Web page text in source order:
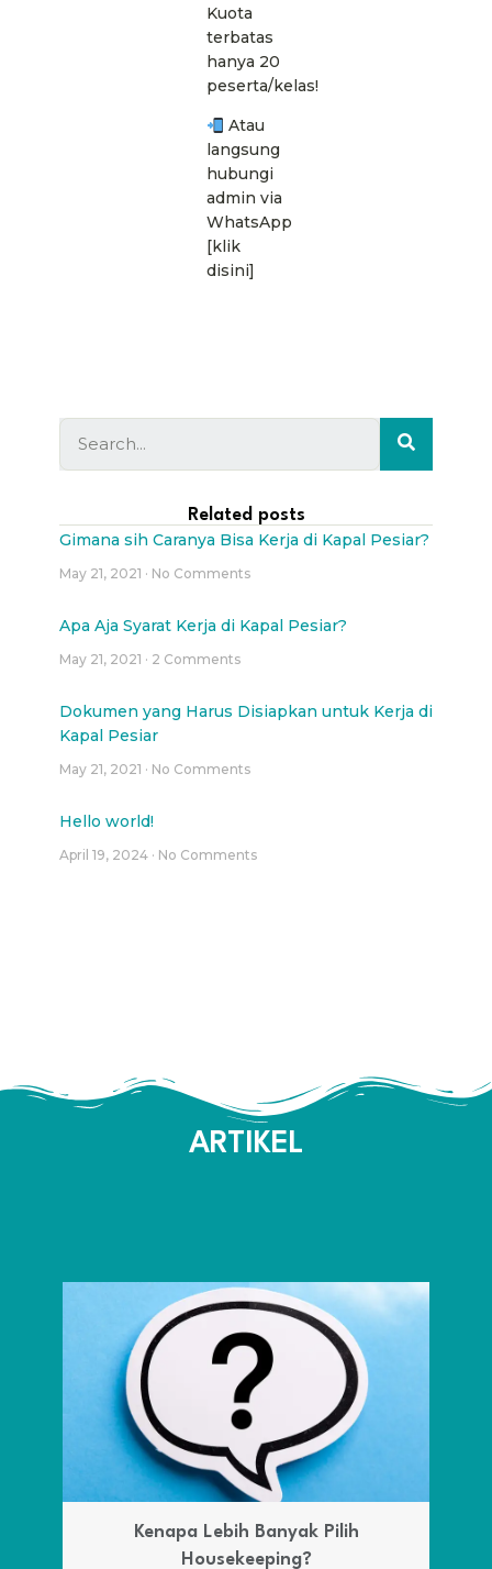
Kuota
terbatas
hanya 20
peserta/kelas!
Atau
langsung
hubungi
admin via
WhatsApp
[klik
disini]
Related posts
Gimana sih Caranya Bisa Kerja di Kapal Pesiar?
May 21, 2021 No Comments
Apa Aja Syarat Kerja di Kapal Pesiar?
May 21, 2021 2 Comments
Dokumen yang Harus Disiapkan untuk Kerja di
Kapal Pesiar
May 21, 2021 No Comments
Hello world!
April 19, 2024 No Comments
ARTIKEL
Kenapa Lebih Banyak Pilih
Housekeeping?